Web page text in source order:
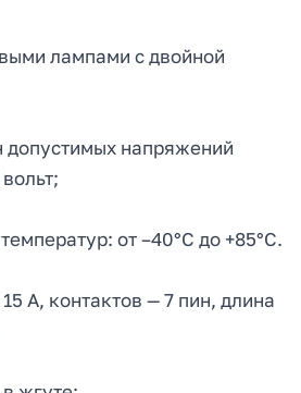
лампами с двойной
напряжений
от –40°C до +85°C.
А, контактов — 7 пин, длина